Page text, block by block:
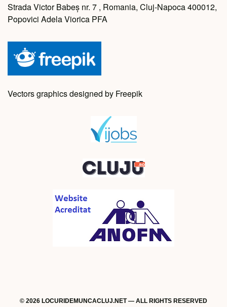
Strada Victor Babeș nr. 7 , Romania, Cluj-Napoca 400012,
Popovici Adela Viorica PFA
Vectors graphics designed by Freepik
© 2026 LOCURIDEMUNCACLUJ.NET — ALL RIGHTS RESERVED